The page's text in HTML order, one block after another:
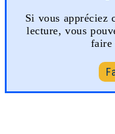
Si vous appréciez
lecture, vous
faire